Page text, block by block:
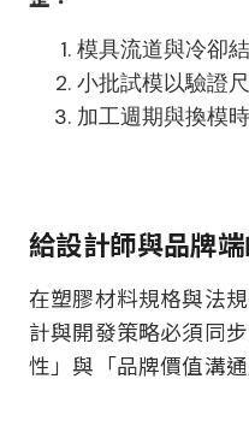
模具流道與冷卻
小批試模以驗證
加工週期與換模
給設計師與品牌
在塑膠材料規格與法
計與開發策略必須同
性」與「品牌價值溝通